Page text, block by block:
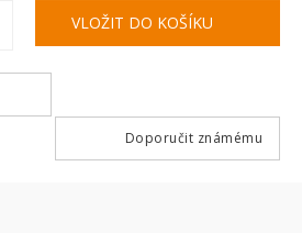
Doporučit známému